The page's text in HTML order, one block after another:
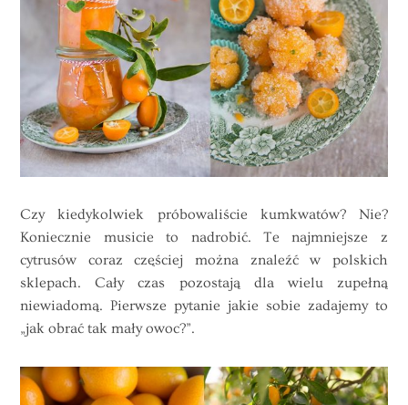
Czy kiedykolwiek próbowaliście kumkwatów? Nie?
Koniecznie musicie to nadrobić. Te najmniejsze z
cytrusów coraz częściej można znaleźć w polskich
sklepach. Cały czas pozostają dla wielu zupełną
niewiadomą. Pierwsze pytanie jakie sobie zadajemy to
„jak obrać tak mały owoc?”.